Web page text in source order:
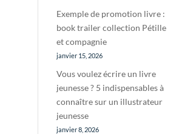
Exemple de promotion livre :
book trailer collection Pétille
et compagnie
janvier 15, 2026
Vous voulez écrire un livre
jeunesse ? 5 indispensables à
connaître sur un illustrateur
jeunesse
janvier 8, 2026